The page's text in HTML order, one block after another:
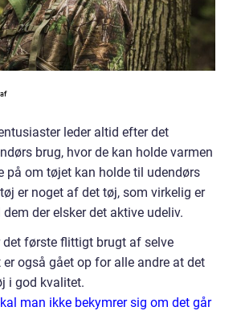
leder altid efter det
brug, hvor de kan holde varmen
på om tøjet kan holde til udendørs
er noget af det tøj, som virkelig er
der elsker det aktive udeliv.
første flittigt brugt af selve
også gået op for alle andre at det
i god kvalitet.
man ikke bekymrer sig om det går